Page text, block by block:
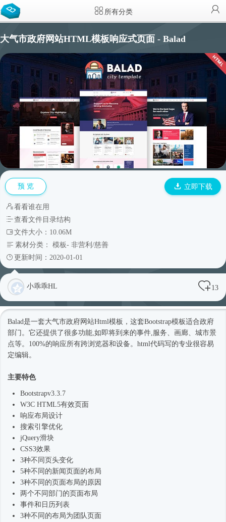
所有分类
大气市政府网站HTML模板响应式页面 - Balad
预 览 立即下载
看看谁在用
查看文件目录结构
文件大小：10.06M
素材分类： 模板- 非营利/慈善
更新时间：2020-01-01
小乖乖HL 13
Balad是一套大气市政府网站Html模板 ，这套Bootstrap模板适合政府
部门。它还提供了很多功能,如即将到来的事件,服务、画廊、城市景
点等。100%的响应所有跨浏览器和设备。html代码写的专业很容易
定编辑。
主要特色
Bootstrapv3.3.7
W3C HTML5有效页面
响应布局设计
搜索引擎优化
jQuery滑块
CSS3效果
3种不同页头变化
5种不同的新闻页面的布局
3种不同的页面布局的原因
两个不同部门的页面布局
事件和日历列表
3种不同的布局为团队页面